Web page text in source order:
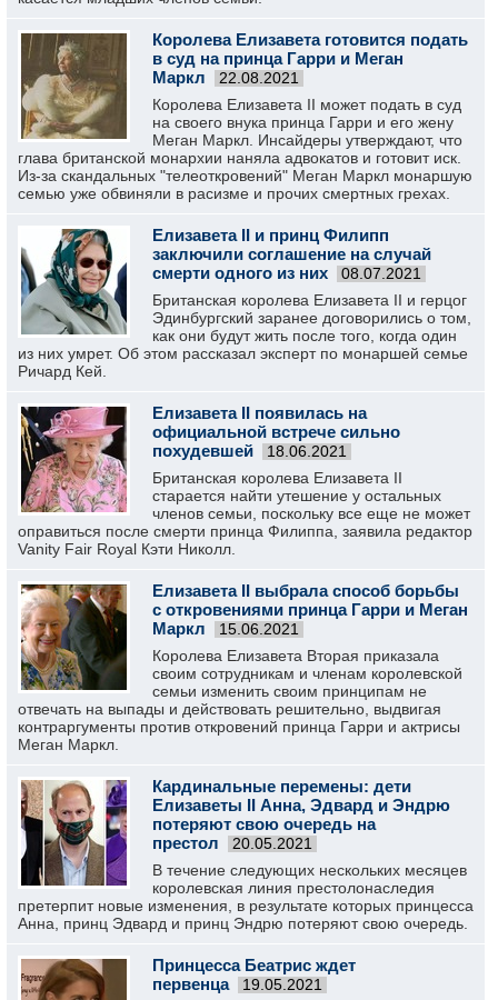
Королева Елизавета готовится подать
в суд на принца Гарри и Меган
Маркл
22.08.2021
Королева Елизавета II может подать в суд
на своего внука принца Гарри и его жену
Меган Маркл. Инсайдеры утверждают, что
глава британской монархии наняла адвокатов и готовит иск.
Из-за скандальных "телеоткровений" Меган Маркл монаршую
семью уже обвиняли в расизме и прочих смертных грехах.
Елизавета II и принц Филипп
заключили соглашение на случай
смерти одного из них
08.07.2021
Британская королева Елизавета II и герцог
Эдинбургский заранее договорились о том,
как они будут жить после того, когда один
из них умрет. Об этом рассказал эксперт по монаршей семье
Ричард Кей.
Елизавета II появилась на
официальной встрече сильно
похудевшей
18.06.2021
Британская королева Елизавета II
старается найти утешение у остальных
членов семьи, поскольку все еще не может
оправиться после смерти принца Филиппа, заявила редактор
Vanity Fair Royal Кэти Николл.
Елизавета II выбрала способ борьбы
с откровениями принца Гарри и Меган
Маркл
15.06.2021
Королева Елизавета Вторая приказала
своим сотрудникам и членам королевской
семьи изменить своим принципам не
отвечать на выпады и действовать решительно, выдвигая
контраргументы против откровений принца Гарри и актрисы
Меган Маркл.
Кардинальные перемены: дети
Елизаветы II Анна, Эдвард и Эндрю
потеряют свою очередь на
престол
20.05.2021
В течение следующих нескольких месяцев
королевская линия престолонаследия
претерпит новые изменения, в результате которых принцесса
Анна, принц Эдвард и принц Эндрю потеряют свою очередь.
Принцесса Беатрис ждет
первенца
19.05.2021